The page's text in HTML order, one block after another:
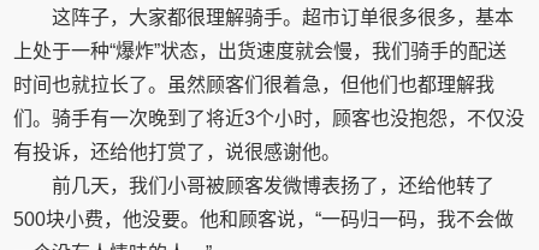
这阵子，大家都很理解骑手。超市订单很多很多，基本
上处于一种“爆炸”状态，出货速度就会慢，我们骑手的配送
时间也就拉长了。虽然顾客们很着急，但他们也都理解我
们。骑手有一次晚到了将近3个小时，顾客也没抱怨，不仅没
有投诉，还给他打赏了，说很感谢他。
前几天，我们小哥被顾客发微博表扬了，还给他转了
500块小费，他没要。他和顾客说，“一码归一码，我不会做